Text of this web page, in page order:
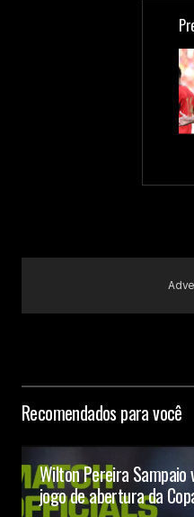
Recomendados para você
Wilton Pereira Sampaio
jogo de abertura da